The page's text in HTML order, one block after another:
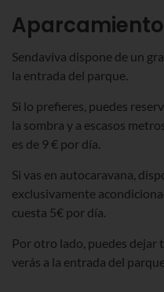
Sendaviva dispone de un
la entrada del parque.
Si lo prefieres, puedes
la sombra y a escasos
es de 9 € por día.
Si vas en autocaravana,
exclusivamente
cuesta 5€ por día.
Por otro lado, puedes dejar
verás a la entrada del